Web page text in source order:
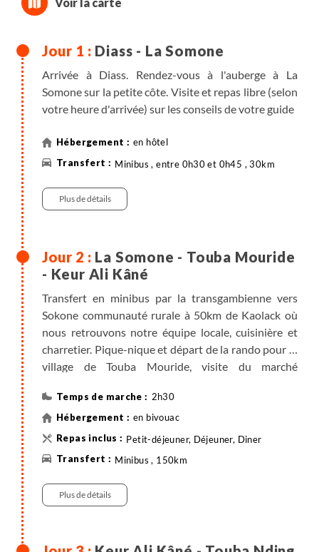
Diass - La Somone
Arrivée à Diass. Rendez-vous à l'auberge à La
Somone sur la petite côte. Visite et repas libre (selon
votre heure d'arrivée) sur les conseils de votre guide
en hôtel
Minibus , entre 0h30 et 0h45 , 30km
Plus de détails
La Somone - Touba Mouride
- Keur Ali Kâné
Transfert en minibus par la transgambienne vers
Sokone communauté rurale à 50km de Kaolack où
nous retrouvons notre équipe locale, cuisinière et
charretier. Pique-nique et départ de la rando pour le
village de Touba Mouride, visite du marché
ses étals pleins de couleurs et de senteurs, c'est le
lieu de rendez-vous de tous les villages
environnants. Poursuite de la randonnée pour
rejoindre le village peul de Keur Ali Kâné, soirée au
2h30
en bivouac
Petit-déjeuner, Déjeuner, Diner
Minibus , 150km
Randonnée
Plus de détails